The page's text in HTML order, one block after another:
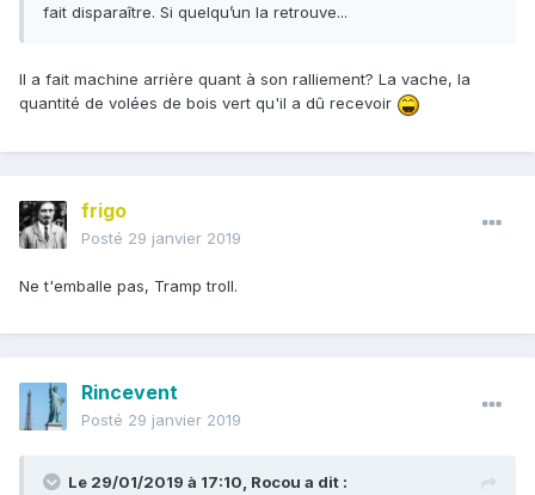
fait disparaître. Si quelqu’un la retrouve...
Il a fait machine arrière quant à son ralliement? La vache, la
quantité de volées de bois vert qu'il a dû recevoir
frigo
Posté 29 janvier 2019
Ne t'emballe pas, Tramp troll.
Rincevent
Posté 29 janvier 2019
Le 29/01/2019 à 17:10, Rocou a dit :